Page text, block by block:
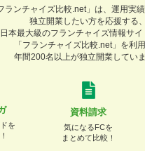
ランチャイズ比較.net」は、運用実
独立開業したい方を応援する、
日本最大級のフランチャイズ情報サイ
「フランチャイズ比較.net」を利
年間200名以上が独立開業していま
を
資料請求
気になるFCを
まとめて比較！